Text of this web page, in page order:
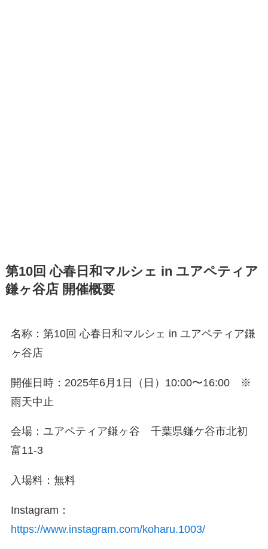
第10回 心春日和マルシェ in ユアペティア
鎌ヶ谷店 開催概要
名称：第10回 心春日和マルシェ in ユアペティア鎌
ヶ谷店
開催日時：2025年6月1日（日）10:00〜16:00 ※
雨天中止
会場：ユアペティア鎌ヶ谷 千葉県鎌ケ谷市北初
富11-3
入場料：無料
Instagram：
https://www.instagram.com/koharu.1003/